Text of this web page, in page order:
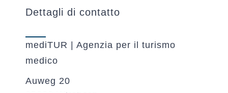
Dettagli di contatto
mediTUR | Agenzia per il turismo
medico
Auweg 20